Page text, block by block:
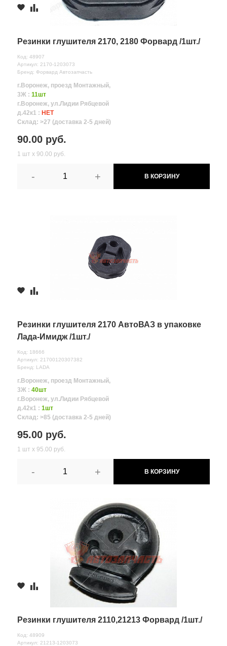
Резинки глушителя 2170, 2180 Форвард /1шт./
Код: 48907
Артикул: 2170-1203073
Бренд: Форвард Автозапчасть
г.Воронеж, проезд Монтажный,
3Ж : 11шт
г.Воронеж, ул.Лидии Рябцевой
д.42к1 : НЕТ
Склад: >27 (доставка 2-5 дней)
90.00 руб.
1 шт х 90.00 руб.
- + В КОРЗИНУ
Резинки глушителя 2170 АвтоВАЗ в упаковке
Лада-Имидж /1шт./
Код: 18666
Артикул: 21700120307382
Бренд: LADA
г.Воронеж, проезд Монтажный,
3Ж : 40шт
г.Воронеж, ул.Лидии Рябцевой
д.42к1 : 1шт
Склад: >85 (доставка 2-5 дней)
95.00 руб.
1 шт х 95.00 руб.
- + В КОРЗИНУ
Резинки глушителя 2110,21213 Форвард /1шт./
Код: 48909
Артикул: 21213-1203073